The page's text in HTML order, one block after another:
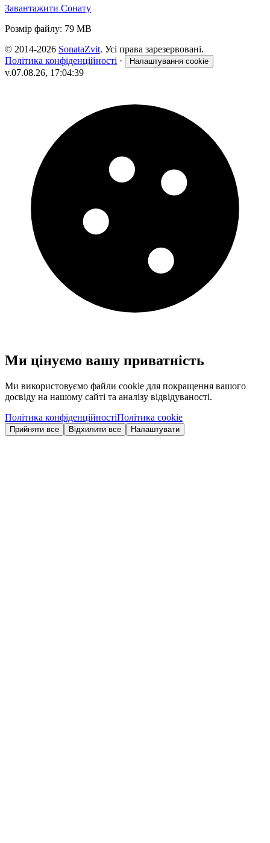
Завантажити Сонату
Розмір файлу: 79 MB
© 2014-2026 SonataZvit. Усі права зарезервовані.
Політика конфіденційності · Налаштування cookie
v.07.08.26, 17:04:39
Ми цінуємо вашу приватність
Ми використовуємо файли cookie для покращення вашого
досвіду на нашому сайті та аналізу відвідуваності.
Політика конфіденційностіПолітика cookie
Прийняти все Відхилити все Налаштувати